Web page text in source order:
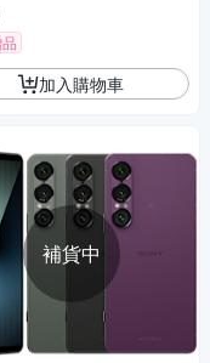
加入購物車
補貨中